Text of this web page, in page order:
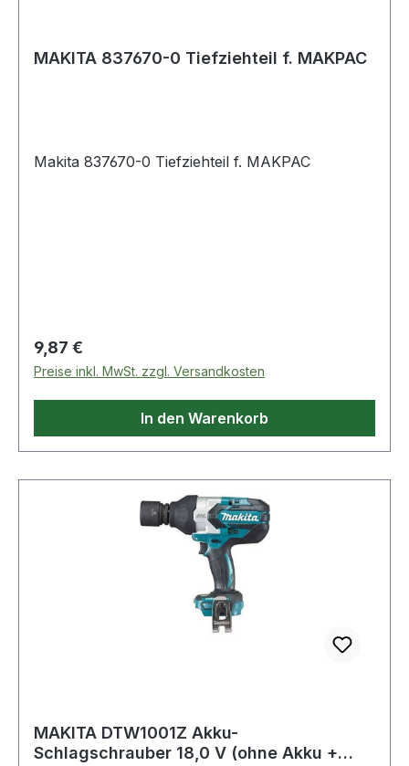
MAKITA 837670-0 Tiefziehteil f. MAKPAC
Makita 837670-0 Tiefziehteil f. MAKPAC
Regulärer Preis:
9,87 €
Preise inkl. MwSt. zzgl. Versandkosten
In den Warenkorb
MAKITA DTW1001Z Akku-
Schlagschrauber 18,0 V (ohne Akku +